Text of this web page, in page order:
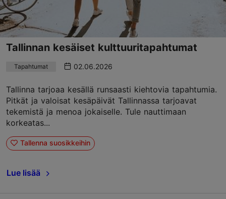
Tallinnan kesäiset kulttuuritapahtumat
Tapahtumat 02.06.2026
Tallinna tarjoaa kesällä runsaasti kiehtovia tapahtumia.
Pitkät ja valoisat kesäpäivät Tallinnassa tarjoavat
tekemistä ja menoa jokaiselle. Tule nauttimaan
korkeatas...
Tallenna suosikkeihin
Lue lisää